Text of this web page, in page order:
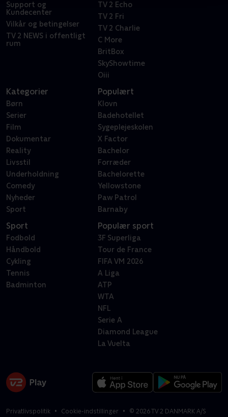
Support og
Kundecenter
Vilkår og betingelser
TV 2 NEWS i offentligt
rum
TV 2 Echo
TV 2 Fri
TV 2 Charlie
C More
BritBox
SkyShowtime
Oiii
Kategorier
Børn
Serier
Film
Dokumentar
Reality
Livsstil
Underholdning
Comedy
Nyheder
Sport
Populært
Klovn
Badehotellet
Sygeplejeskolen
X Factor
Bachelor
Forræder
Bachelorette
Yellowstone
Paw Patrol
Barnaby
Sport
Fodbold
Håndbold
Cykling
Tennis
Badminton
Populær sport
3F Superliga
Tour de France
FIFA VM 2026
A Liga
ATP
WTA
NFL
Serie A
Diamond League
La Vuelta
Privatlivspolitik Cookie-indstillinger © 2026TV 2 DANMARK A/S